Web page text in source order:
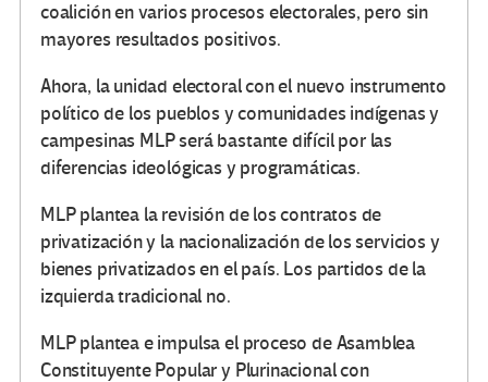
coalición en varios procesos electorales, pero sin
mayores resultados positivos.
Ahora, la unidad electoral con el nuevo instrumento
político de los pueblos y comunidades indígenas y
campesinas MLP será bastante difícil por las
diferencias ideológicas y programáticas.
MLP plantea la revisión de los contratos de
privatización y la nacionalización de los servicios y
bienes privatizados en el país. Los partidos de la
izquierda tradicional no.
MLP plantea e impulsa el proceso de Asamblea
Constituyente Popular y Plurinacional con